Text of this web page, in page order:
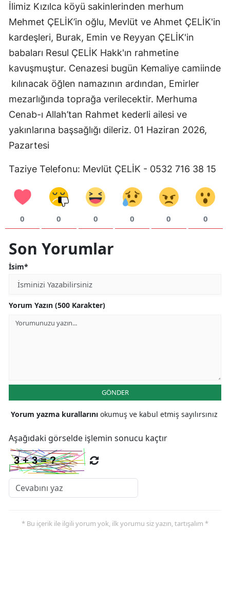
Eskişehir
Gaziantep
Giresun
Gümüşhane
Hakkari
Hatay
Isparta
İstanbul
İzmir
Kars
Malatya
İlimiz Kızılca köyü sakinlerinden merhum
Mehmet ÇELİK’in oğlu, Mevlüt ve Ahmet ÇELİK'in
kardeşleri, Burak, Emin ve Reyyan ÇELİK'in
babaları Resul ÇELİK Hakk'ın rahmetine
kavuşmuştur. Cenazesi bugün Kemaliye camiinde
kılınacak öğlen namazının ardından, Emirler
mezarlığında toprağa verilecektir. Merhuma
Cenab-ı Allah’tan Rahmet kederli ailesi ve
yakınlarına başsağlığı dileriz. 01 Haziran 2026,
Pazartesi
Taziye Telefonu: Mevlüt ÇELİK - 0532 716 38 15
0 0 0 0 0 0
Son Yorumlar
İsim*
Yorum Yazın (500 Karakter)
GÖNDER
Yorum yazma kurallarını okumuş ve kabul etmiş sayılırsınız
Aşağıdaki görselde işlemin sonucu kaçtır
* Bu içerik ile ilgili yorum yok, ilk yorumu siz yazın, tartışalım *